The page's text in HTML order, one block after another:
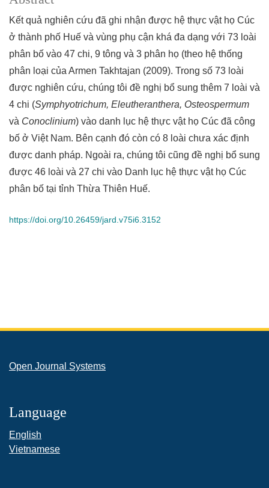
Kết quả nghiên cứu đã ghi nhận được hệ thực vật họ Cúc
ở thành phố Huế và vùng phụ cận khá đa dạng với 73 loài
phân bố vào 47 chi, 9 tông và 3 phân họ (theo hệ thống
phân loại của Armen Takhtajan (2009). Trong số 73 loài
được nghiên cứu, chúng tôi đề nghị bổ sung thêm 7 loài và
4 chi (Symphyotrichum, Eleutheranthera, Osteospermum
và Conoclinium) vào danh lục hệ thực vật họ Cúc đã công
bố ở Việt Nam. Bên cạnh đó còn có 8 loài chưa xác định
được danh pháp. Ngoài ra, chúng tôi cũng đề nghị bổ sung
được 46 loài và 27 chi vào Danh lục hệ thực vật họ Cúc
phân bố tại tỉnh Thừa Thiên Huế.
https://doi.org/10.26459/jard.v75i6.3152
Open Journal Systems
Language
English
Vietnamese